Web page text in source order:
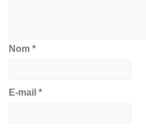
Nom *
E-mail *